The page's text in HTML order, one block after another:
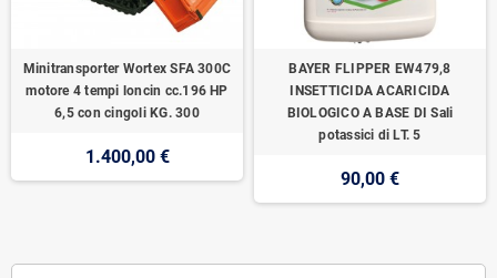
Minitransporter Wortex SFA 300C
motore 4 tempi loncin cc.196 HP
6,5 con cingoli KG. 300
1.400,00 €
BAYER FLIPPER EW479,8
INSETTICIDA ACARICIDA
BIOLOGICO A BASE DI Sali
potassici di LT. 5
90,00 €